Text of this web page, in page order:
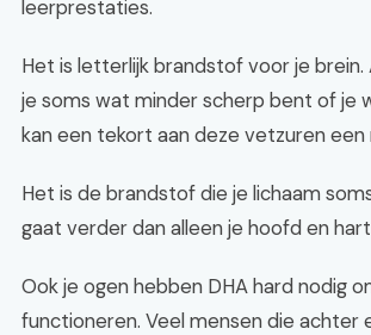
leerprestaties.
Het is letterlijk brandstof voor je
je soms wat minder scherp bent of je
kan een tekort aan deze vetzuren een
Het is de brandstof die je lichaam
gaat verder dan alleen je hoofd en
Ook je ogen hebben DHA hard nodig
functioneren. Veel mensen die achter